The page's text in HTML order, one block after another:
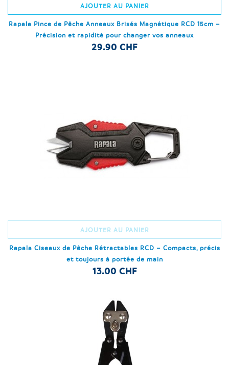
AJOUTER AU PANIER
Rapala Pince de Pêche Anneaux Brisés Magnétique RCD 15cm –
Précision et rapidité pour changer vos anneaux
29.90 CHF
AJOUTER AU PANIER
Rapala Ciseaux de Pêche Rétractables RCD – Compacts, précis
et toujours à portée de main
13.00 CHF